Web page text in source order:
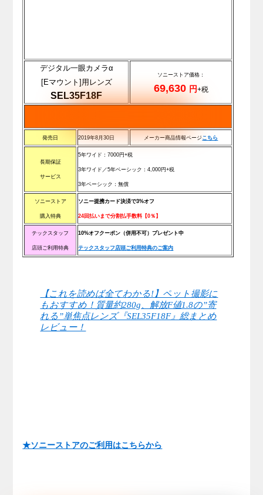
デジタル一眼カメラα
[Eマウント]用レンズ
SEL35F18F
ソニーストア価格：
69,630 円+税
発売日 2019年8月30日 メーカー商品情報ページこちら
長期保証
サービス
5年ワイド：7000円+税
3年ワイド／5年ベーシック：4,000円+税
3年ベーシック：無償
ソニーストア
購入特典
ソニー提携カード決済で3%オフ
24回払いまで分割払手数料【0％】
テックスタッフ
店頭ご利用特典
10%オフクーポン（併用不可）プレゼント中
テックスタッフ店頭ご利用特典のご案内
【これを読めば全てわかる!】ペット撮影に
もおすすめ！質量約280g、解放F値1.8の”寄
れる”単焦点レンズ『SEL35F18F』総まとめ
レビュー！
★ソニーストアのご利用はこちらから